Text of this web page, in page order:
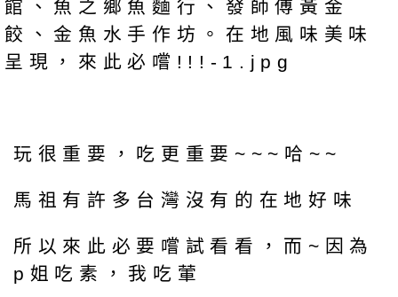
玩很重要，吃更重要~~~哈~~
馬祖有許多台灣沒有的在地好味
所以來此必要嚐試看看，而~因為
p姐吃素，我吃葷